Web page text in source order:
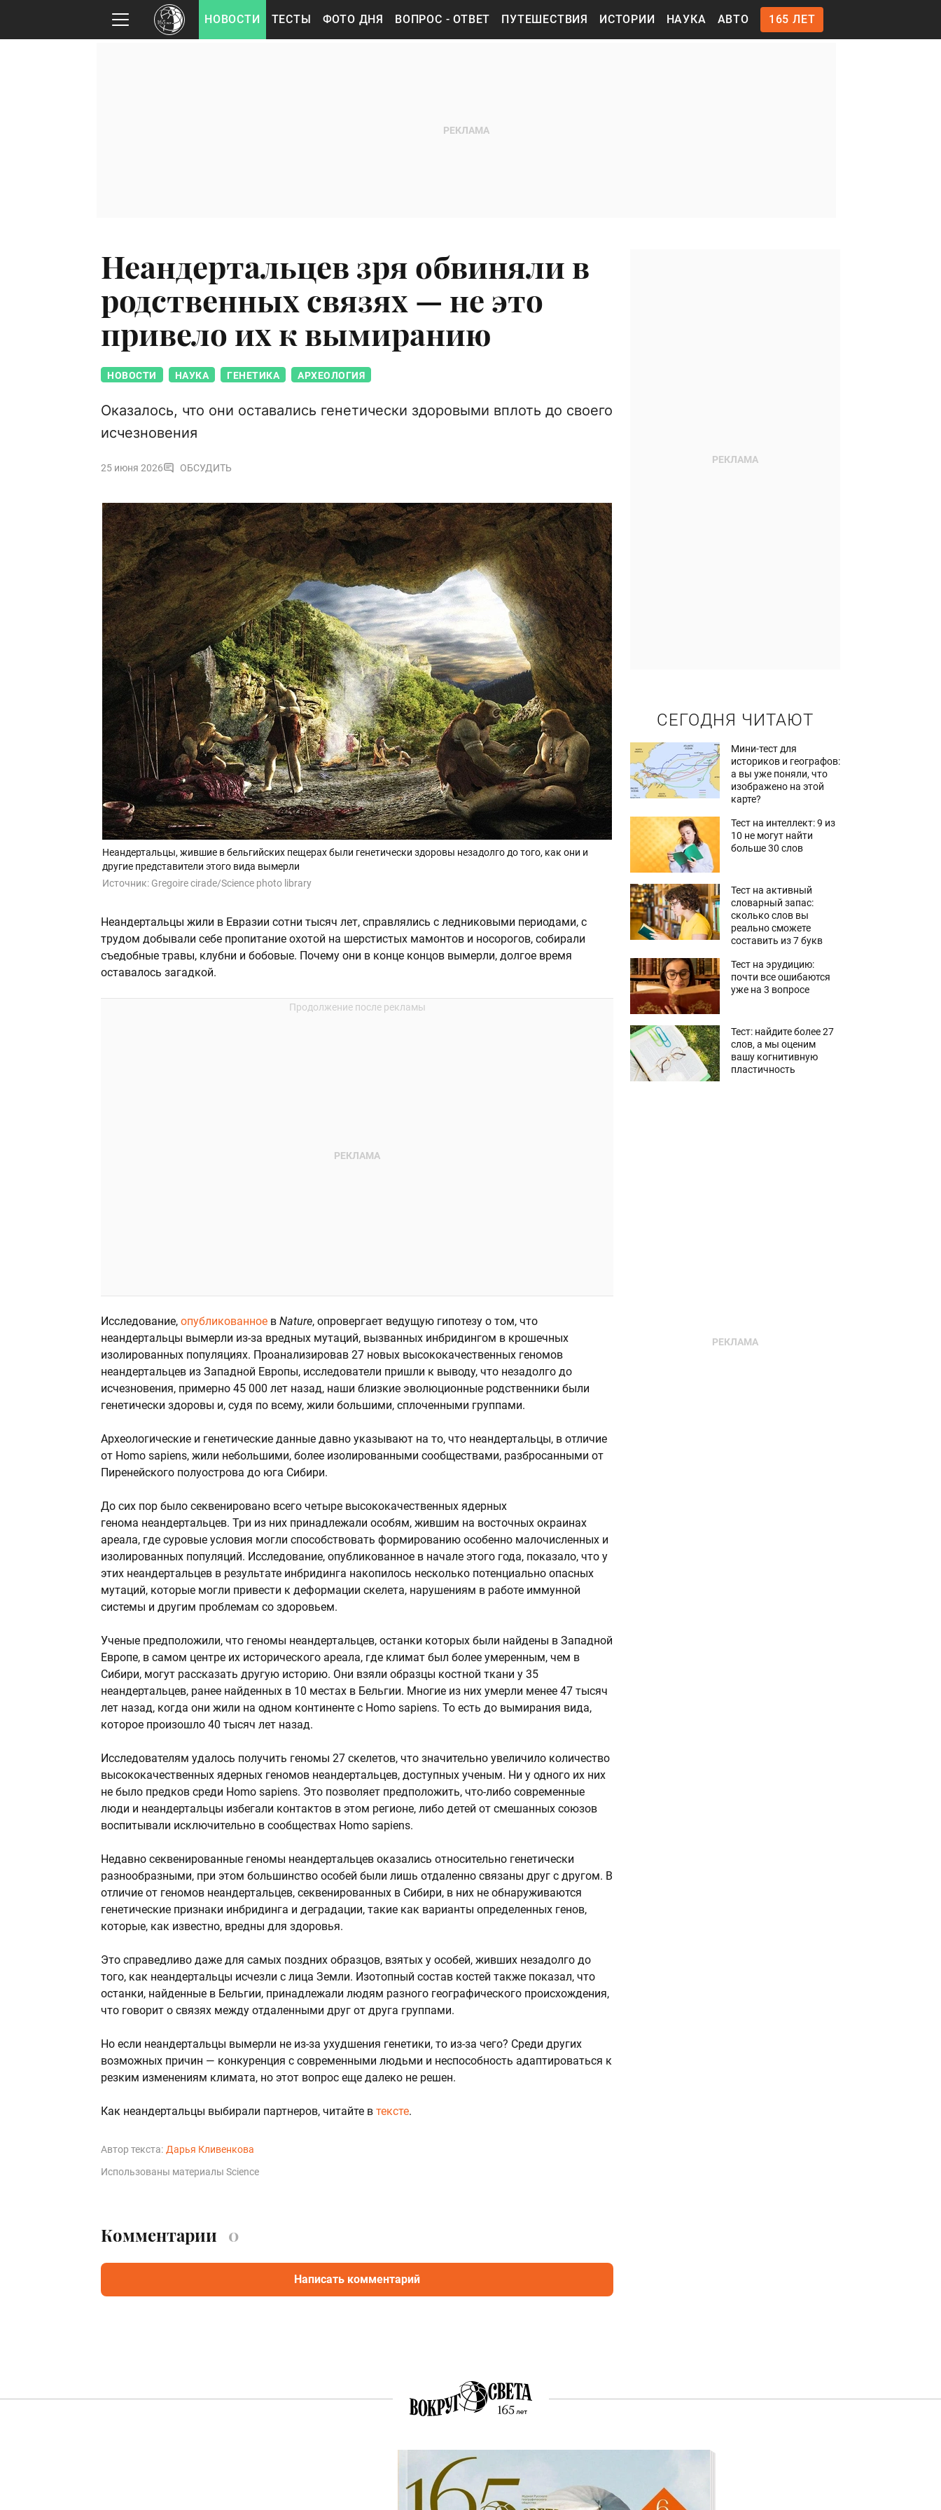
НОВОСТИ ТЕСТЫ ФОТО ДНЯ ВОПРОС - ОТВЕТ ПУТЕШЕСТВИЯ ИСТОРИИ НАУКА АВТО 165 ЛЕТ
Неандертальцев зря обвиняли в
родственных связях — не это
привело их к вымиранию
НОВОСТИ НАУКА ГЕНЕТИКА АРХЕОЛОГИЯ
Оказалось, что они оставались генетически здоровыми вплоть до своего
исчезновения
25 июня 2026 ОБСУДИТЬ
Неандертальцы, жившие в бельгийских пещерах были генетически здоровы незадолго до того, как они и
другие представители этого вида вымерли
Источник: Gregoire cirade/Science photo library
Неандертальцы жили в Евразии сотни тысяч лет, справлялись с ледниковыми периодами, с
трудом добывали себе пропитание охотой на шерстистых мамонтов и носорогов, собирали
съедобные травы, клубни и бобовые. Почему они в конце концов вымерли, долгое время
оставалось загадкой.
Исследование, опубликованное в Nature, опровергает ведущую гипотезу о том, что
неандертальцы вымерли из-за вредных мутаций, вызванных инбридингом в крошечных
изолированных популяциях. Проанализировав 27 новых высококачественных геномов
неандертальцев из Западной Европы, исследователи пришли к выводу, что незадолго до
исчезновения, примерно 45 000 лет назад, наши близкие эволюционные родственники были
генетически здоровы и, судя по всему, жили большими, сплоченными группами.
Археологические и генетические данные давно указывают на то, что неандертальцы, в отличие
от Homo sapiens, жили небольшими, более изолированными сообществами, разбросанными от
Пиренейского полуострова до юга Сибири.
До сих пор было секвенировано всего четыре высококачественных ядерных
генома неандертальцев. Три из них принадлежали особям, жившим на восточных окраинах
ареала, где суровые условия могли способствовать формированию особенно малочисленных и
изолированных популяций. Исследование, опубликованное в начале этого года, показало, что у
этих неандертальцев в результате инбридинга накопилось несколько потенциально опасных
мутаций, которые могли привести к деформации скелета, нарушениям в работе иммунной
системы и другим проблемам со здоровьем.
Ученые предположили, что геномы неандертальцев, останки которых были найдены в Западной
Европе, в самом центре их исторического ареала, где климат был более умеренным, чем в
Сибири, могут рассказать другую историю. Они взяли образцы костной ткани у 35
неандертальцев, ранее найденных в 10 местах в Бельгии. Многие из них умерли менее 47 тысяч
лет назад, когда они жили на одном континенте с Homo sapiens. То есть до вымирания вида,
которое произошло 40 тысяч лет назад.
Исследователям удалось получить геномы 27 скелетов, что значительно увеличило количество
высококачественных ядерных геномов неандертальцев, доступных ученым. Ни у одного их них
не было предков среди Homo sapiens. Это позволяет предположить, что-либо современные
люди и неандертальцы избегали контактов в этом регионе, либо детей от смешанных союзов
воспитывали исключительно в сообществах Homo sapiens.
Недавно секвенированные геномы неандертальцев оказались относительно генетически
разнообразными, при этом большинство особей были лишь отдаленно связаны друг с другом. В
отличие от геномов неандертальцев, секвенированных в Сибири, в них не обнаруживаются
генетические признаки инбридинга и деградации, такие как варианты определенных генов,
которые, как известно, вредны для здоровья.
Это справедливо даже для самых поздних образцов, взятых у особей, живших незадолго до
того, как неандертальцы исчезли с лица Земли. Изотопный состав костей также показал, что
останки, найденные в Бельгии, принадлежали людям разного географического происхождения,
что говорит о связях между отдаленными друг от друга группами.
Но если неандертальцы вымерли не из-за ухудшения генетики, то из-за чего? Среди других
возможных причин — конкуренция с современными людьми и неспособность адаптироваться к
резким изменениям климата, но этот вопрос еще далеко не решен.
Как неандертальцы выбирали партнеров, читайте в тексте.
Автор текста: Дарья Кливенкова
Использованы материалы Science
СЕГОДНЯ ЧИТАЮТ
Мини-тест для
историков и географов:
а вы уже поняли, что
изображено на этой
карте?
Тест на интеллект: 9 из
10 не могут найти
больше 30 слов
Тест на активный
словарный запас:
сколько слов вы
реально сможете
составить из 7 букв
Тест на эрудицию:
почти все ошибаются
уже на 3 вопросе
Тест: найдите более 27
слов, а мы оценим
вашу когнитивную
пластичность
Комментарии 0
Написать комментарий